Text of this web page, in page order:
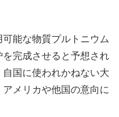
能な物質プルトニウム
完成させると予想され
国に使われかねない大
メリカや他国の意向に